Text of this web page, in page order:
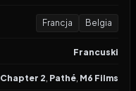
Francja Belgia
Francuski
Chapter 2, Pathé, M6 Films